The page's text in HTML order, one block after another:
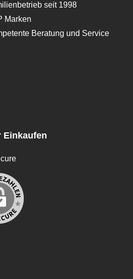
seit 1998
Marken
Beratung und Service
Einkaufen